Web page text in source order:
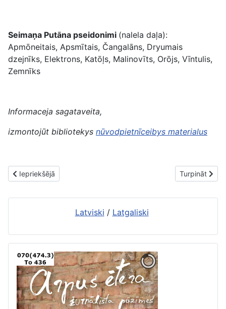
Seimaņa Putāna pseidonimi (nalela daļa):
Apmōneitais, Apsmītais, Čangalāns, Dryumais
dzejnīks, Elektrons, Katōļs, Malinovīts, Orōjs, Vīntulis,
Zemnīks
Informaceja sagataveita,
izmontojūt bibliotekys nūvodpietnīceibys materialus
Iepriekšējais raksts: Naaizmierstule (Rozālija Tabine).
Iepriekšējā Nākamais
Turpināt
Latviski / Latgaliski